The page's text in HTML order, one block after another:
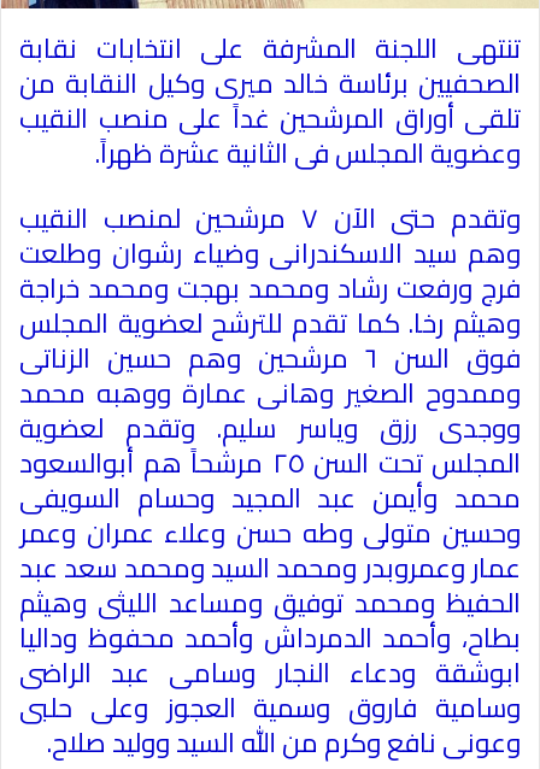
تنتهى اللجنة المشرفة على انتخابات نقابة
الصحفيين برئاسة خالد ميرى وكيل النقابة من
تلقى أوراق المرشحين غداً على منصب النقيب
وعضوية المجلس فى الثانية عشرة ظهراً.
وتقدم حتى الآن ٧ مرشحين لمنصب النقيب
وهم سيد الاسكندرانى وضياء رشوان وطلعت
فرج ورفعت رشاد ومحمد بهجت ومحمد خراجة
وهيثم رخا. كما تقدم للترشح لعضوية المجلس
فوق السن ٦ مرشحين وهم حسين الزناتى
وممدوح الصغير وهانى عمارة ووهبه محمد
ووجدى رزق وياسر سليم. وتقدم لعضوية
المجلس تحت السن ٢٥ مرشحاً هم أبوالسعود
محمد وأيمن عبد المجيد وحسام السويفى
وحسين متولى وطه حسن وعلاء عمران وعمر
عمار وعمروبدر ومحمد السيد ومحمد سعد عبد
الحفيظ ومحمد توفيق ومساعد الليثى وهيثم
بطاح، وأحمد الدمرداش وأحمد محفوظ وداليا
ابوشقة ودعاء النجار وسامى عبد الراضى
وسامية فاروق وسمية العجوز وعلى حلبى
وعونى نافع وكرم من الله السيد ووليد صلاح.